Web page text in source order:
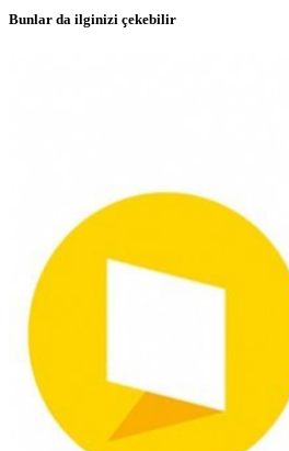
Bunlar da ilginizi çekebilir